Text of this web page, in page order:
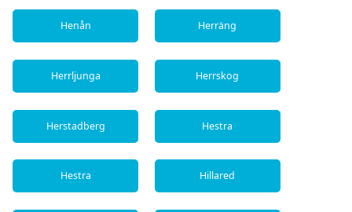
Henån Herräng
Herrljunga Herrskog
Herstadberg Hestra
Hestra Hillared